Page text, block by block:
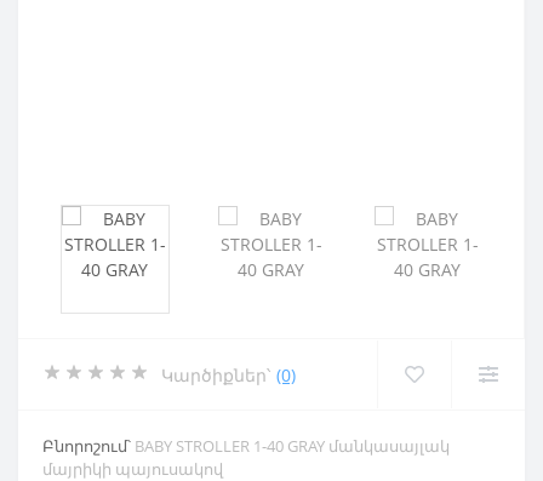
Կարծիքներ՝ (0)
Բնորոշում՝ BABY STROLLER 1-40 GRAY մանկասայլակ
մայրիկի պայուսակով